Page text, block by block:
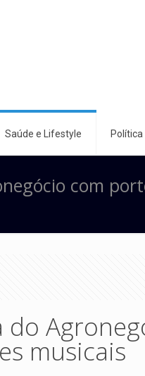
Saúde e Lifestyle Política
com
do
musicais